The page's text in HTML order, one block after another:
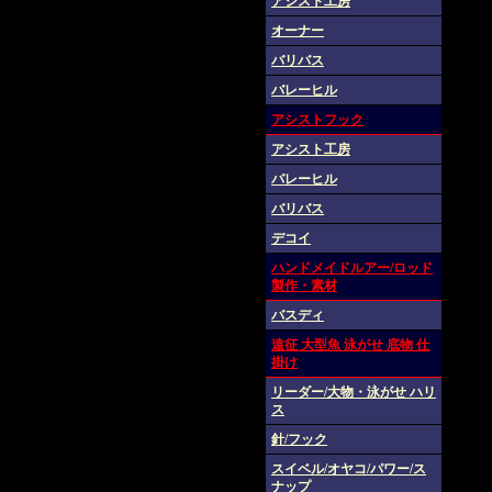
オーナー
バリバス
バレーヒル
アシストフック
アシスト工房
バレーヒル
バリバス
デコイ
ハンドメイドルアー/ロッド
製作・素材
バスディ
遠征 大型魚 泳がせ 底物 仕
掛け
リーダー/大物・泳がせ ハリ
ス
針/フック
スイベル/オヤコ/パワー/ス
ナップ